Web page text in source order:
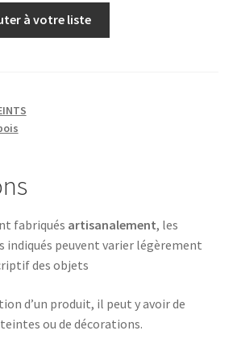
à votre liste
fabriqués artisanalement, les
indiqués peuvent varier légèrement
des objets
d’un produit, il peut y avoir de
ou de décorations.